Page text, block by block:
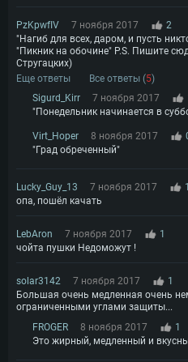
PzKpwfIV 7 ноября 2017
2
"Нагиб для всех, даром, и пусть
"Пикник на обочине" P.S. Пишите
Стругацких)
Еще ответы
Все ответы (5)
Sigurd_Kirr
7 ноября 2017
"Понедельник начинается в
Virt_Hoper 8 ноября 2017
"Град обреченный"
Lucky_Guy_13 7 ноября 2017
1
опа, пошёл качать
LebAron 7 ноября 2017
1
чойта пушки Недoмoжут !
solar3142 7 ноября 2017
1
Большая очень медленная очень
ограниченными углами защиты...
FROGER
8 ноября 2017
1
Это жирный, медленный и